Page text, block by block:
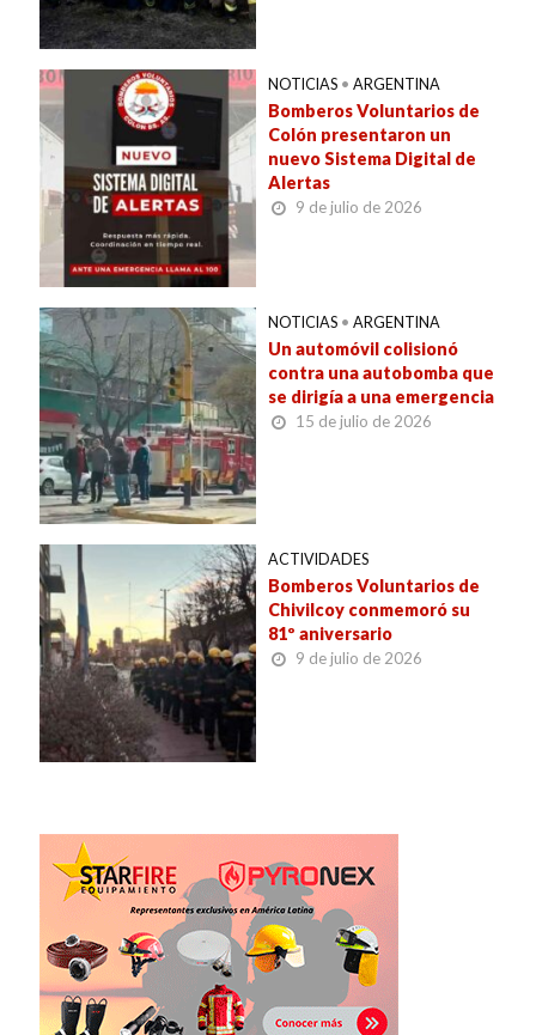
NOTICIAS • ARGENTINA
Bomberos Voluntarios de
Colón presentaron un
nuevo Sistema Digital de
Alertas
9 de julio de 2026
NOTICIAS • ARGENTINA
Un automóvil colisionó
contra una autobomba que
se dirigía a una emergencia
15 de julio de 2026
ACTIVIDADES
Bomberos Voluntarios de
Chivilcoy conmemoró su
81º aniversario
9 de julio de 2026